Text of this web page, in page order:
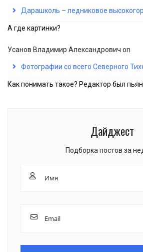
Дарашколь – ледниковое
А где картинки?
Усанов Владимир Александрович on
Фотографии со всего Северного
Как понимать такое? Редактор был
Дайджест
Подборка постов за